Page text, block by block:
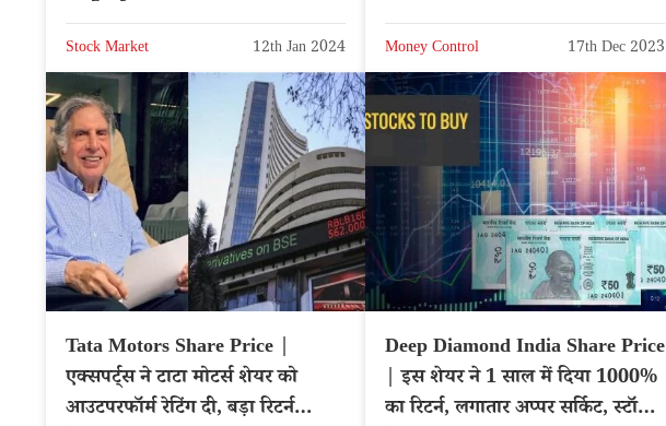
Stock Market 12th Jan 2024 Money Control 17th Dec 2023
Tata Motors Share Price |
एक्सपर्ट्स ने टाटा मोटर्स शेयर को
आउटपरफॉर्म रेटिंग दी, बड़ा रिटर्न
Deep Diamond India Share Price
| इस शेयर ने 1 साल में दिया 1000%
का रिटर्न, लगातार अप्पर सर्किट, स्टॉक